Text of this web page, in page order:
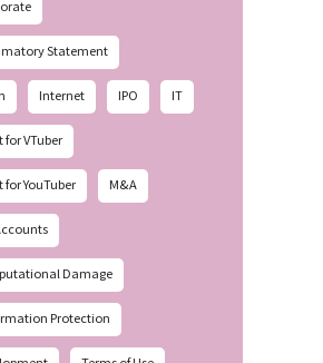
Statement
Internet IPO IT
for VTuber
for YouTuber M&A
Damage
Protection